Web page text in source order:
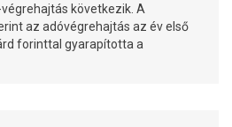
következik. A
az adóvégrehajtás az év első
forinttal gyarapította a